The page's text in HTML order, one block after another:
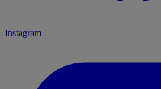
Instagram